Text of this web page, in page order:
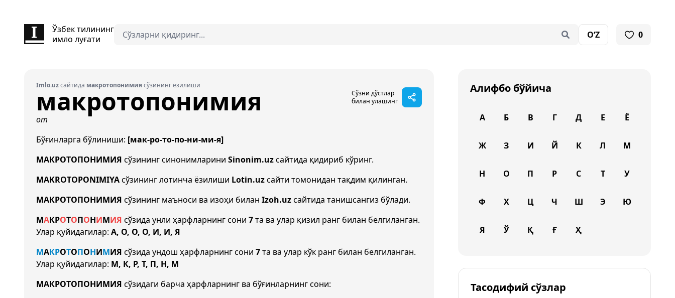
Ўзбек тилининг
имло луғати
O‘Z 0
Imlo.uzсайтида макротопонимиясўзининг ёзилиши
макротопонимия
Сўзни дўстлар
билан улашинг
от
Бўғинларга бўлиниши: [мак-ро-то-по-ни-ми-я]
МАКРОТОПОНИМИЯ сўзининг синонимларини Sinonim.uzсайтида қидириб кўринг.
MAKROTOPONIMIYAсўзининг лотинча ёзилиши Lotin.uzсайти томонидан тақдим қилинган.
МАКРОТОПОНИМИЯ сўзининг маъноси ва изоҳи билан Izoh.uzсайтида танишсангиз бўлади.
МАКРОТОПОНИМИЯ сўзида унли ҳарфларнинг сони 7та ва улар қизил ранг билан белгиланган.
Улар қуйидагилар: А, О, О, О, И, И, Я
МАКРОТОПОНИМИЯ сўзида ундош ҳарфларнинг сони 7та ва улар кўк ранг билан белгиланган.
Улар қуйидагилар: М, К, Р, Т, П, Н, М
МАКРОТОПОНИМИЯ сўзидаги барча ҳарфларнинг ва бўғинларнинг сони:
Алифбо бўйича
А Б В Г Д Е Ё
Ж З И Й К Л М
Н О П Р С Т У
Ф Х Ц Ч Ш Э Ю
Я Ў Қ Ғ Ҳ
Тасодифий сўзлар